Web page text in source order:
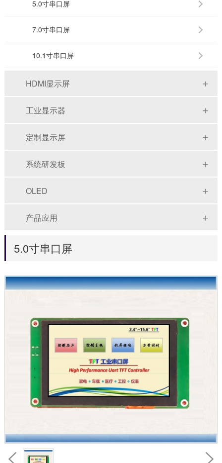
5.0寸串口屏
7.0寸串口屏
10.1寸串口屏
HDMI显示屏
工业显示器
定制显示屏
系统研发板
OLED
产品应用
5.0寸串口屏